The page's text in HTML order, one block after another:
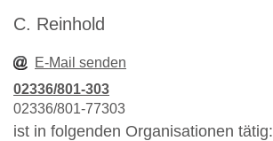
C. Reinhold
E-Mail senden
02336/801-303
02336/801-77303
ist in folgenden Organisationen tätig: